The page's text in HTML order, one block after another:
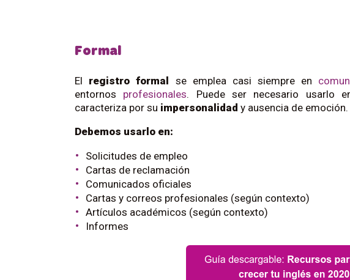
Formal
El registro formal se emplea casi siempre en
entornos profesionales. Puede ser necesario usarlo
caracteriza por su impersonalidad y ausencia de emoción.
Debemos usarlo en:
Solicitudes de empleo
Cartas de reclamación
Comunicados oficiales
Cartas y correos profesionales (según contexto)
Artículos académicos (según contexto)
Informes